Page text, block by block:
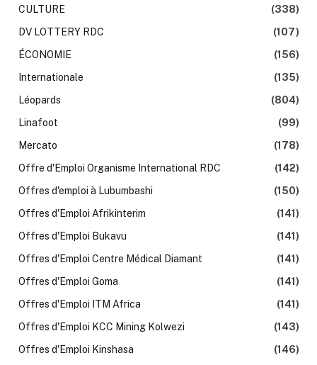
CULTURE
(338)
DV LOTTERY RDC
(107)
ÉCONOMIE
(156)
Internationale
(135)
Léopards
(804)
Linafoot
(99)
Mercato
(178)
Offre d'Emploi Organisme International RDC
(142)
Offres d'emploi à Lubumbashi
(150)
Offres d'Emploi Afrikinterim
(141)
Offres d'Emploi Bukavu
(141)
Offres d'Emploi Centre Médical Diamant
(141)
Offres d'Emploi Goma
(141)
Offres d'Emploi ITM Africa
(141)
Offres d'Emploi KCC Mining Kolwezi
(143)
Offres d'Emploi Kinshasa
(146)